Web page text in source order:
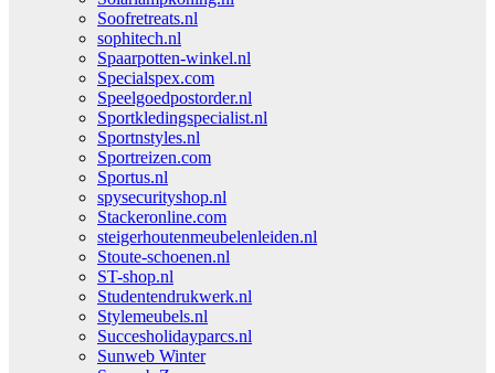
Soofretreats.nl
sophitech.nl
Spaarpotten-winkel.nl
Specialspex.com
Speelgoedpostorder.nl
Sportkledingspecialist.nl
Sportnstyles.nl
Sportreizen.com
Sportus.nl
spysecurityshop.nl
Stackeronline.com
steigerhoutenmeubelenleiden.nl
Stoute-schoenen.nl
ST-shop.nl
Studentendrukwerk.nl
Stylemeubels.nl
Succesholidayparcs.nl
Sunweb Winter